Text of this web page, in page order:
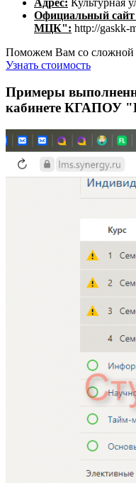
Официальный
МЦК": http://gaskk-
Поможем Вам со сложной
Узнать стоимость
Примеры
кабинете